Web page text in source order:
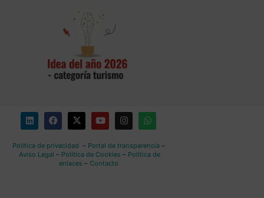
Política de privacidad – Portal de transparencia–
Aviso Legal – Política de Cookies – Política de
enlaces – Contacto